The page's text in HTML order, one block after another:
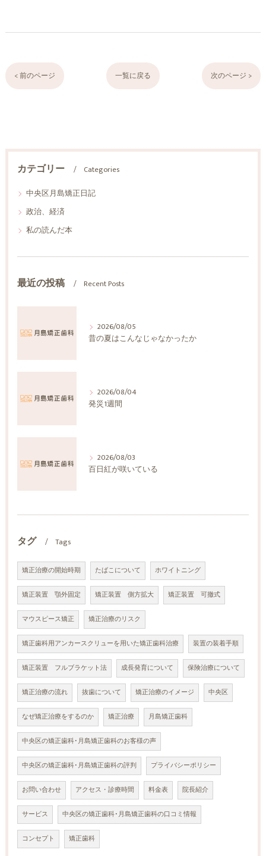
< 前のページ 一覧に戻る 次のページ >
カテゴリー
Categories
中央区月島矯正日記
政治、経済
私の読んだ本
最近の投稿 Recent Posts
2026/08/05
昔の夏はこんなじゃなかったか
2026/08/04
発災1週間
2026/08/03
百日紅が咲いている
タグ Tags
矯正治療の開始時期 たばこについて ホワイトニング
矯正装置 顎外固定 矯正装置 側方拡大 矯正装置 可撤式
マウスピース矯正 矯正治療のリスク
矯正歯科用アンカースクリューを用いた矯正歯科治療 装置の装着手順
矯正装置 フルブラケット法 成長発育について 保険治療について
矯正治療の流れ 抜歯について 矯正治療のイメージ 中央区
なぜ矯正治療をするのか 矯正治療 月島矯正歯科
中央区の矯正歯科･月島矯正歯科のお客様の声
中央区の矯正歯科･月島矯正歯科の評判 プライバシーポリシー
お問い合わせ アクセス・診療時間 料金表 院長紹介
サービス 中央区の矯正歯科･月島矯正歯科の口コミ情報
コンセプト 矯正歯科